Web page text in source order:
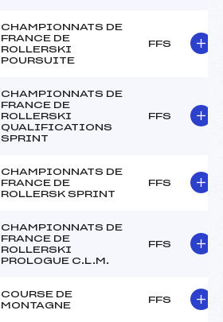
CHAMPIONNATS DE
FRANCE DE
ROLLERSKI
POURSUITE
FFS
CHAMPIONNATS DE
FRANCE DE
ROLLERSKI
QUALIFICATIONS
SPRINT
FFS
CHAMPIONNATS DE
FRANCE DE
ROLLERSK SPRINT
FFS
CHAMPIONNATS DE
FRANCE DE
ROLLERSKI
PROLOGUE C.L.M.
FFS
COURSE DE
MONTAGNE
FFS